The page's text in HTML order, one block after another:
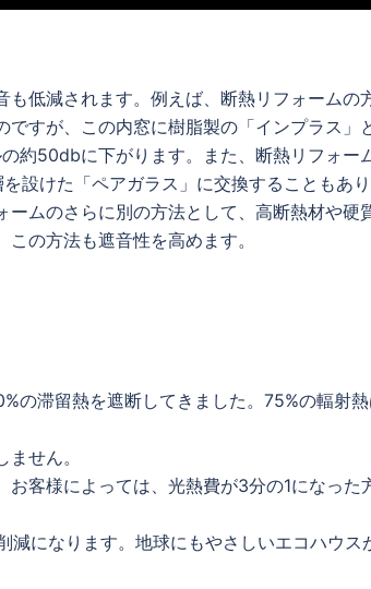
低減されます。例えば、断熱リフォームの
すが、この内窓に樹脂製の「インプラス」
約50dbに下がります。また、断熱リフォー
設けた「ペアガラス」に交換することもあ
ムのさらに別の方法として、高断熱材や硬
の方法も遮音性を高めます。
の滞留熱を遮断してきました。75%の輻射
せん。
客様によっては、光熱費が3分の1になった
減になります。地球にもやさしいエコハウス